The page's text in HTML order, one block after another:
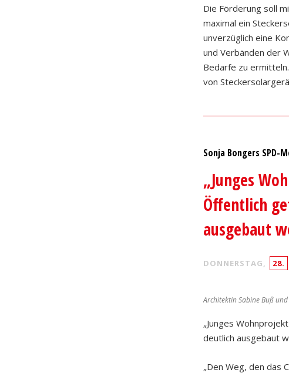
Die Förderung soll
maximal ein
unverzüglich eine
und Verbänden der
Bedarfe zu
von
Sonja Bongers SPD-
„Junges
Öffentlich
ausgebaut
DONNERSTAG, 28.
Architektin Sabine Buß
„Junges
deutlich ausgebaut
„Den Weg, den das